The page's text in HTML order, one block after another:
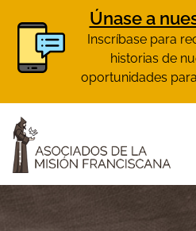
Únase a
Inscríbase para
historias de
oportunidades
content